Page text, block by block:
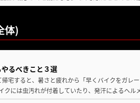
体)
るべきこと３選
宅すると、暑さと疲れから「早くバイクをガレ
クには虫汚れが付着していたり、発汗によるヘ